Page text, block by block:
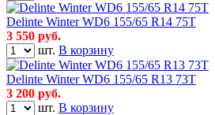
Delinte Winter WD6 155/65 R14 75T
3 550 руб.
шт. В корзину
Delinte Winter WD6 155/65 R13 73T
3 200 руб.
шт. В корзину